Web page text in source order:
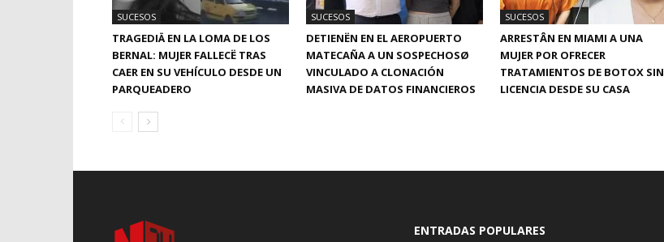
SUCESOS
TRAGEDIÄ EN LA LOMA DE LOS
BERNAL: MUJER FALLECË TRAS
CAER EN SU VEHÍCULO DESDE UN
PARQUEADERO
SUCESOS
DETIENËN EN EL AEROPUERTO
MATECAÑA A UN SOSPECHOSØ
VINCULADO A CLONACIÓN
MASIVA DE DATOS FINANCIEROS
SUCESOS
ARRESTÂN EN MIAMI A UNA
MUJER POR OFRECER
TRATAMIENTOS DE BOTOX SIN
LICENCIA DESDE SU CASA
ENTRADAS POPULARES